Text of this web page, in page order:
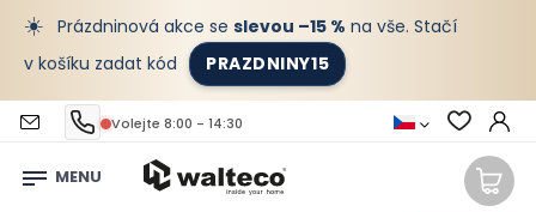
☀️ Prázdninová akce se slevou –15 % na vše. Stačí
v košíku zadat kód
PRAZDNINY15
Volejte 8:00 - 14:30